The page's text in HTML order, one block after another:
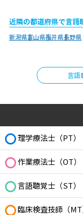
近隣の都道府県で言語
新潟県富山県福井県長野県
言語
理学療法士（PT）
作業療法士（OT）
言語聴覚士（ST）
臨床検査技師（MT